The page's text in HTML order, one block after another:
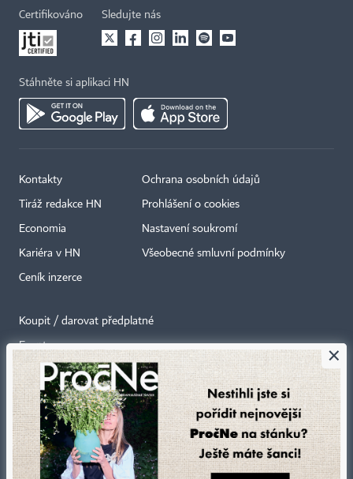
Certifikováno Sledujte nás
Stáhněte si aplikaci HN
Kontakty
Tiráž redakce HN
Economia
Kariéra v HN
Ceník inzerce
Ochrana osobních údajů
Prohlášení o cookies
Nastavení soukromí
Všeobecné smluvní podmínky
Koupit / darovat předplatné
Eventy
Newslettery
RSS kanály
Autorská práva vykonává vydavatel. Bez písemného svolení vydavatele je
zakázáno jakékoli užití částí nebo celku díla, zejména rozmnožování a šíření
×